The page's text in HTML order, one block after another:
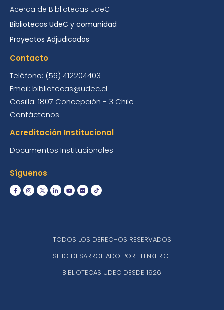
Acerca de Bibliotecas UdeC
Bibliotecas UdeC y comunidad
Proyectos Adjudicados
Contacto
Teléfono: (56) 412204403
Email: bibliotecas@udec.cl
Casilla: 1807 Concepción - 3 Chile
Contáctenos
Acreditación Institucional
Documentos Institucionales
Síguenos
TODOS LOS DERECHOS RESERVADOS
SITIO DESARROLLADO POR THINKER.CL
BIBLIOTECAS UDEC DESDE 1926